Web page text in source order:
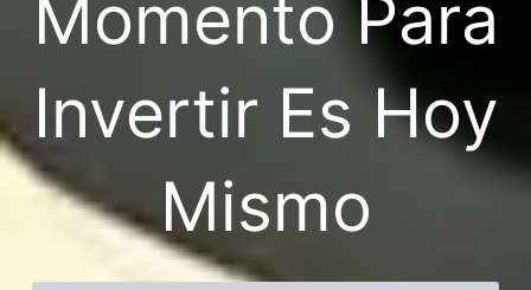
Momento Para
Invertir Es Hoy
Mismo